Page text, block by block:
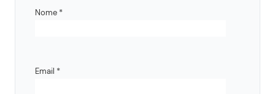
Nome *
Email *